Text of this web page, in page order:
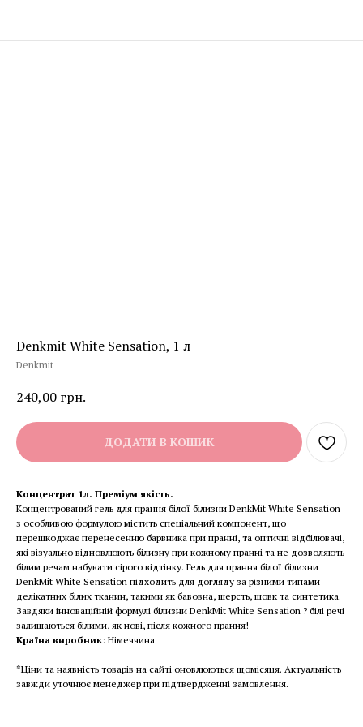
Denkmit White Sensation, 1 л
Denkmit
240,00 грн.
ДОДАТИ В КОШИК
Концентрат 1л. Преміум якість.
Концентрований гель для прання білої білизни DenkMit White Sensation
з особливою формулою містить спеціальний компонент, що
перешкоджає перенесенню барвника при пранні, та оптичні відбілювачі,
які візуально відновлюють білизну при кожному пранні та не дозволяють
білим речам набувати сірого відтінку. Гель для прання білої білизни
DenkMit White Sensation підходить для догляду за різними типами
делікатних білих тканин, такими як бавовна, шерсть, шовк та синтетика.
Завдяки інноваційній формулі білизни DenkMit White Sensation ? білі речі
залишаються білими, як нові, після кожного прання!
Країна виробник: Німеччина
*Ціни та наявність товарів на сайті оновлюються щомісяця. Актуальність
завжди уточнює менеджер при підтвердженні замовлення.